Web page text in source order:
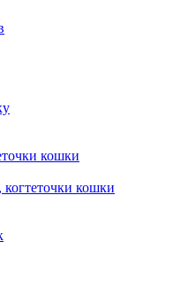
кошки
кошки